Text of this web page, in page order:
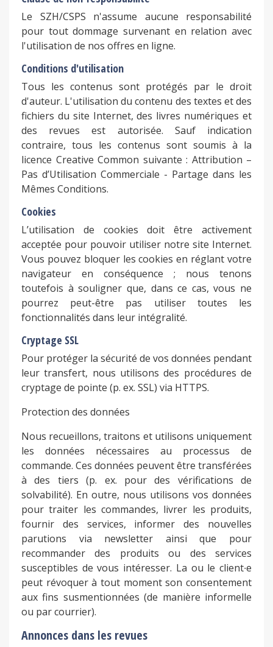
Le SZH/CSPS n'assume aucune responsabilité
pour tout dommage survenant en relation avec
l'utilisation de nos offres en ligne.
Conditions d'utilisation
Tous les contenus sont protégés par le droit
d'auteur. L'utilisation du contenu des textes et des
fichiers du site Internet, des livres numériques et
des revues est autorisée. Sauf indication
contraire, tous les contenus sont soumis à la
licence Creative Common suivante : Attribution –
Pas d’Utilisation Commerciale - Partage dans les
Mêmes Conditions.
Cookies
L’utilisation de cookies doit être activement
acceptée pour pouvoir utiliser notre site Internet.
Vous pouvez bloquer les cookies en réglant votre
navigateur en conséquence ; nous tenons
toutefois à souligner que, dans ce cas, vous ne
pourrez peut-être pas utiliser toutes les
fonctionnalités dans leur intégralité.
Cryptage SSL
Pour protéger la sécurité de vos données pendant
leur transfert, nous utilisons des procédures de
cryptage de pointe (p. ex. SSL) via HTTPS.
Protection des données
Nous recueillons, traitons et utilisons uniquement
les données nécessaires au processus de
commande. Ces données peuvent être transférées
à des tiers (p. ex. pour des vérifications de
solvabilité). En outre, nous utilisons vos données
pour traiter les commandes, livrer les produits,
fournir des services, informer des nouvelles
parutions via newsletter ainsi que pour
recommander des produits ou des services
susceptibles de vous intéresser. La ou le client∙e
peut révoquer à tout moment son consentement
aux fins susmentionnées (de manière informelle
ou par courrier).
Annonces dans les revues